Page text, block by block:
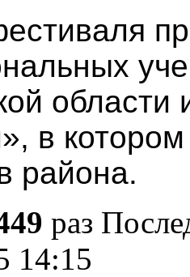
области
в
района.
раз
14:15